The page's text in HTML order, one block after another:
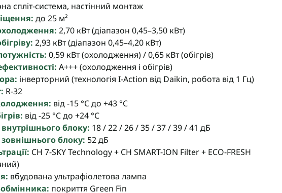
спліт-система, настінний монтаж
до 25 м²
2,70 кВт (діапазон 0,45–3,50 кВт)
2,93 кВт (діапазон 0,45–4,20 кВт)
0,59 кВт (охолодження) / 0,65 кВт (обігрів)
A+++ (охолодження і обігрів)
інверторний (технологія I-Action від Daikin, робота від 1 Гц)
R-32
від -15 °C до +43 °C
від -25 °C до +24 °C
блоку: 18 / 22 / 26 / 35 / 37 / 39 / 41 дБ
блоку: 52 дБ
CH 7-SKY Technology + CH SMART-ION Filter + ECO-FRESH
вбудована ультрафіолетова лампа
покриття Green Fin